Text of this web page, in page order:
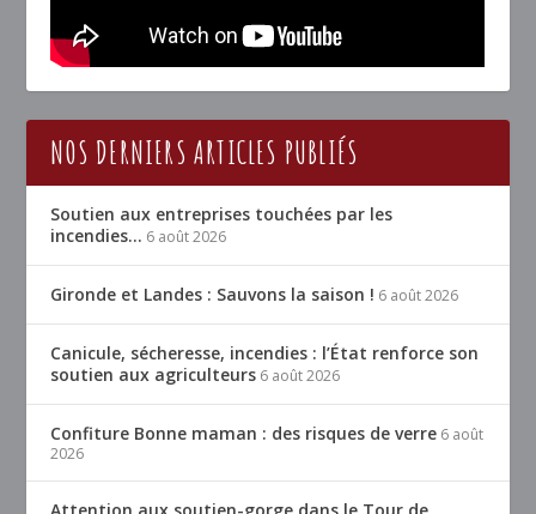
NOS DERNIERS ARTICLES PUBLIÉS
Soutien aux entreprises touchées par les
incendies… 6 août 2026
Gironde et Landes : Sauvons la saison ! 6 août 2026
Canicule, sécheresse, incendies : l’État renforce son
soutien aux agriculteurs 6 août 2026
Confiture Bonne maman : des risques de verre 6 août
2026
Attention aux soutien-gorge dans le Tour de